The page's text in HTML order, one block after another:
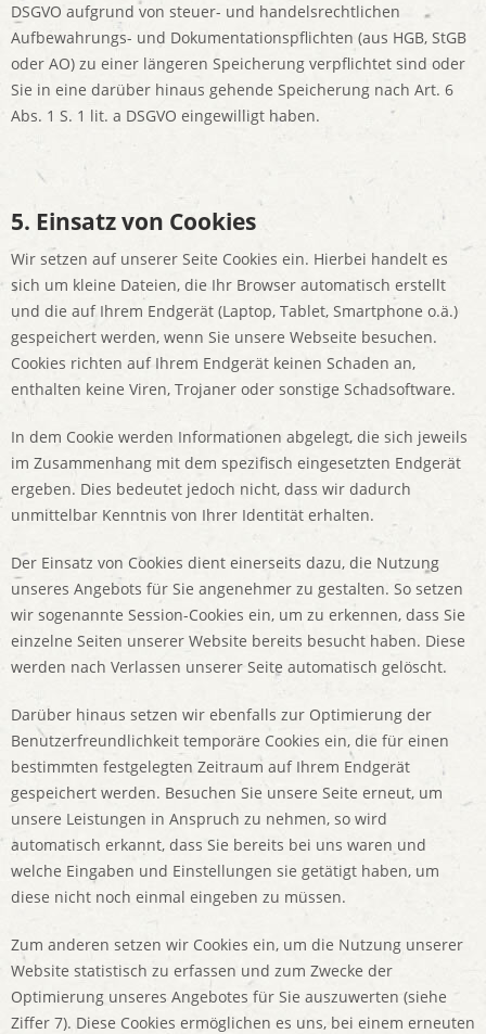
DSGVO aufgrund von steuer- und handelsrechtlichen
Aufbewahrungs- und Dokumentationspflichten (aus HGB, StGB
oder AO) zu einer längeren Speicherung verpflichtet sind oder
Sie in eine darüber hinaus gehende Speicherung nach Art. 6
Abs. 1 S. 1 lit. a DSGVO eingewilligt haben.
5. Einsatz von Cookies
Wir setzen auf unserer Seite Cookies ein. Hierbei handelt es
sich um kleine Dateien, die Ihr Browser automatisch erstellt
und die auf Ihrem Endgerät (Laptop, Tablet, Smartphone o.ä.)
gespeichert werden, wenn Sie unsere Webseite besuchen.
Cookies richten auf Ihrem Endgerät keinen Schaden an,
enthalten keine Viren, Trojaner oder sonstige Schadsoftware.
In dem Cookie werden Informationen abgelegt, die sich jeweils
im Zusammenhang mit dem spezifisch eingesetzten Endgerät
ergeben. Dies bedeutet jedoch nicht, dass wir dadurch
unmittelbar Kenntnis von Ihrer Identität erhalten.
Der Einsatz von Cookies dient einerseits dazu, die Nutzung
unseres Angebots für Sie angenehmer zu gestalten. So setzen
wir sogenannte Session-Cookies ein, um zu erkennen, dass Sie
einzelne Seiten unserer Website bereits besucht haben. Diese
werden nach Verlassen unserer Seite automatisch gelöscht.
Darüber hinaus setzen wir ebenfalls zur Optimierung der
Benutzerfreundlichkeit temporäre Cookies ein, die für einen
bestimmten festgelegten Zeitraum auf Ihrem Endgerät
gespeichert werden. Besuchen Sie unsere Seite erneut, um
unsere Leistungen in Anspruch zu nehmen, so wird
automatisch erkannt, dass Sie bereits bei uns waren und
welche Eingaben und Einstellungen sie getätigt haben, um
diese nicht noch einmal eingeben zu müssen.
Zum anderen setzen wir Cookies ein, um die Nutzung unserer
Website statistisch zu erfassen und zum Zwecke der
Optimierung unseres Angebotes für Sie auszuwerten (siehe
Ziffer 7). Diese Cookies ermöglichen es uns, bei einem erneuten